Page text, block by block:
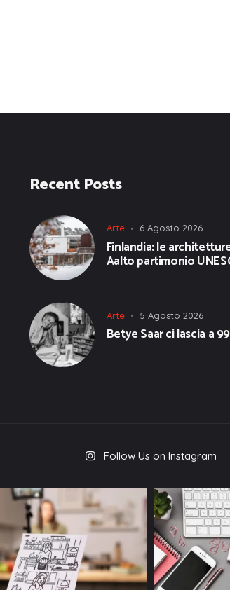
Recent Posts
Arte 6 Agosto 2026
Finlandia: le
Aalto partimonio
Arte 5 Agosto 2026
Betye Saar ci lascia a
Follow Us on Instagram